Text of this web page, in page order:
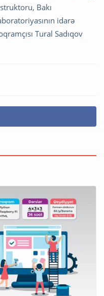
Bakı
idarə
Tural Sadıqov